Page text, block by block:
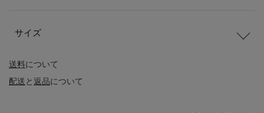
送料について
配送と返品について
サイズ